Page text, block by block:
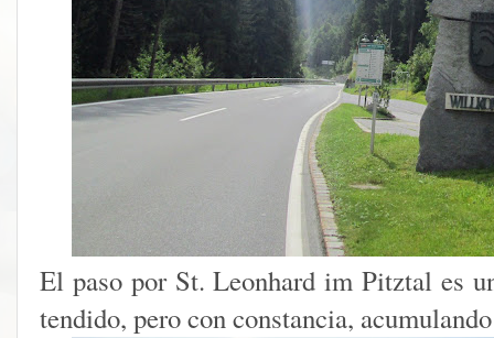
El paso por St. Leonhard im Pitztal es
tendido, pero con constancia,